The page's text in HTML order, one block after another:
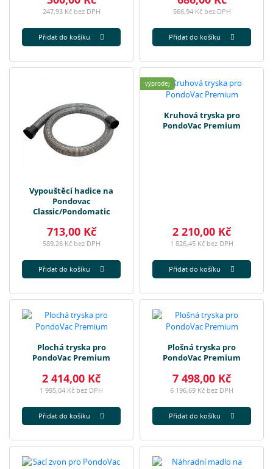
247,93 Kč bez DPH
Přidat do košíku
566,94 Kč bez DPH
Přidat do košíku
Vypouštěcí hadice na
Pondovac
Classic/Pondomatic
713,00 Kč
589,26 Kč bez DPH
Přidat do košíku
výprodej
Kruhová tryska pro
PondoVac Premium
2 210,00 Kč
1 826,45 Kč bez DPH
Přidat do košíku
Plochá tryska pro
PondoVac Premium
2 414,00 Kč
1 995,04 Kč bez DPH
Přidat do košíku
Plošná tryska pro
PondoVac Premium
7 498,00 Kč
6 196,69 Kč bez DPH
Přidat do košíku